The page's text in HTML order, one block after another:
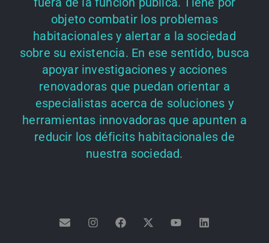
objeto combatir los problemas
habitacionales y alertar a la sociedad
sobre su existencia. En ese sentido, busca
apoyar investigaciones y acciones
renovadoras que puedan orientar a
especialistas acerca de soluciones y
herramientas innovadoras que apunten a
reducir los déficits habitacionales de
nuestra sociedad.